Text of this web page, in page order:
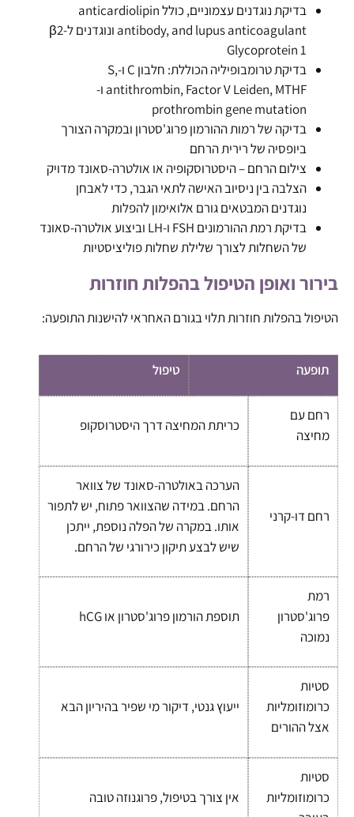
בדיקת נוגדנים עצמוניים, כולל anticardiolipin
antibody, and lupus anticoagulant ונוגדנים ל-β2
Glycoprotein 1
בדיקת טרומבופיליה הכוללת: חלבון C ו-S,
antithrombin, Factor V Leiden, MTHF ו-
prothrombin gene mutation
בדיקה של רמות ההורמון פרוג'סטרון ובמקרה הצורך
ביופסיה של רירית הרחם
צילום הרחם – היסטרוסקופיה או אולטרה-סאונד מדויק
הצלבה בין ניסיוב האישה לתאי הגבר, כדי לאבחן
נוגדנים המבטאים גורם אלואימון להפלות
בדיקת רמת ההורמונים FSH ו-LH וביצוע אולטרה-סאונד
של השחלות לצורך שלילת שחלות פוליציסטיות
בירור ואופן הטיפול בהפלות חוזרות
הטיפול בהפלות חוזרות תלוי בגורם האחראי להישנות התופעה:
תופעה טיפול
רחם עם
מחיצה
כריתת המחיצה דרך היסטרוסקופ
רחם דו-קרני
הערכה באולטרה-סאונד של צוואר
הרחם. במידה שהצוואר פתוח, יש לתפור
אותו. במקרה של הפלה נוספת, ייתכן
שיש לבצע תיקון כירורגי של הרחם.
רמת
פרוג'סטרון
נמוכה
תוספת הורמון פרוג'סטרון או hCG
סטיות
כרומוזומליות
אצל ההורים
ייעוץ גנטי, דיקור מי שפיר בהיריון הבא
סטיות
כרומוזומליות
אין צורך בטיפול, פרוגנוזה טובה